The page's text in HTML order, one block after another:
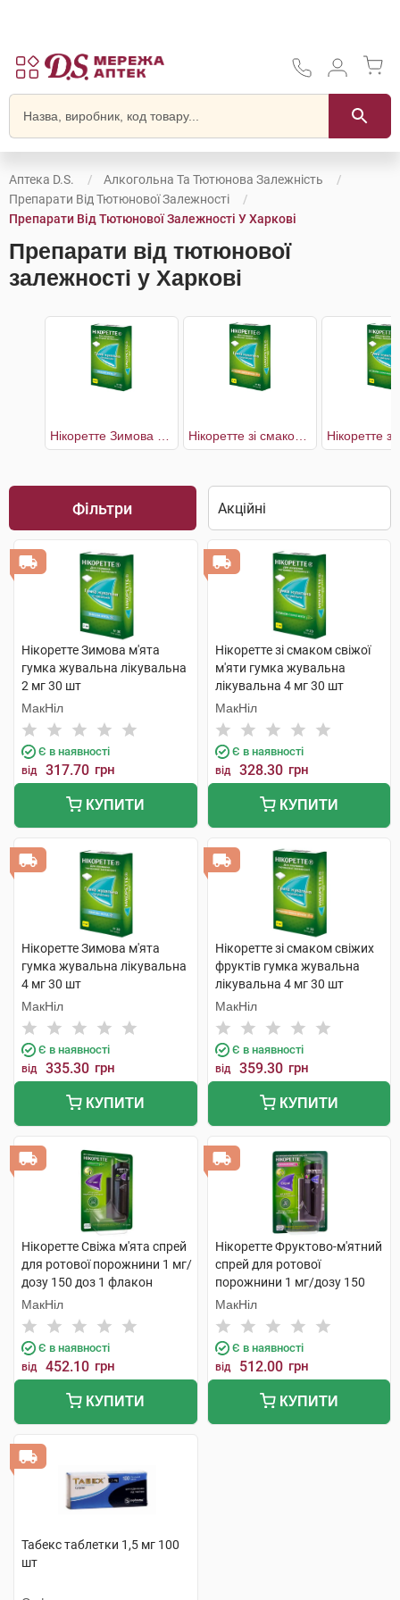
Аптека D.S.
Алкогольна Та Тютюнова Залежність
Препарати Від Тютюнової Залежності
Препарати Від Тютюнової Залежності У Харкові
Препарати від тютюнової
залежності у Харкові
Фільтри
Нікоретте Зимова м'ята
гумка жувальна лікувальна
2 мг 30 шт
МакНіл
Є в наявності
від 317.70 грн
КУПИТИ
Нікоретте зі смаком свіжої
м'яти гумка жувальна
лікувальна 4 мг 30 шт
МакНіл
Є в наявності
від 328.30 грн
КУПИТИ
Нікоретте Зимова м'ята
гумка жувальна лікувальна
4 мг 30 шт
МакНіл
Є в наявності
від 335.30 грн
КУПИТИ
Нікоретте зі смаком свіжих
фруктів гумка жувальна
лікувальна 4 мг 30 шт
МакНіл
Є в наявності
від 359.30 грн
КУПИТИ
Нікоретте Свіжа м'ята спрей
для ротової порожнини 1 мг/
дозу 150 доз 1 флакон
МакНіл
Є в наявності
від 452.10 грн
КУПИТИ
Нікоретте Фруктово-м'ятний
спрей для ротової
порожнини 1 мг/дозу 150
доз 1 флакон
МакНіл
Є в наявності
від 512.00 грн
КУПИТИ
Табекс таблетки 1,5 мг 100
шт